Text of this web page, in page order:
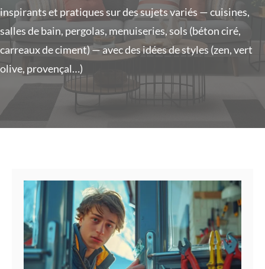
inspirants et pratiques sur des sujets variés — cuisines,
salles de bain, pergolas, menuiseries, sols (béton ciré,
carreaux de ciment) — avec des idées de styles (zen, vert
olive, provençal…)